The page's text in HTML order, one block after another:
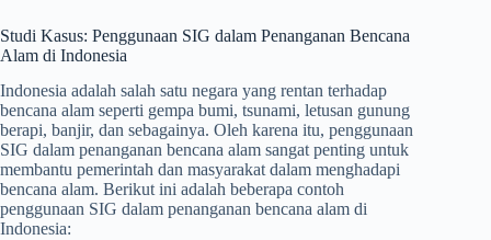
Studi Kasus: Penggunaan SIG dalam Penanganan Bencana
Alam di Indonesia
Indonesia adalah salah satu negara yang rentan terhadap
bencana alam seperti gempa bumi, tsunami, letusan gunung
berapi, banjir, dan sebagainya. Oleh karena itu, penggunaan
SIG dalam penanganan bencana alam sangat penting untuk
membantu pemerintah dan masyarakat dalam menghadapi
bencana alam. Berikut ini adalah beberapa contoh
penggunaan SIG dalam penanganan bencana alam di
Indonesia: